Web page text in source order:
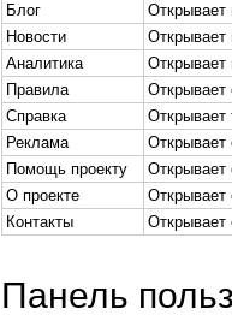
Блог
Открывает
Новости
Открывает
Аналитика
Открывает
Правила
Открывает
Справка
Открывает
Реклама
Открывает
Помощь проекту
Открывает
О проекте
Открывает
Контакты
Открывает
Панель